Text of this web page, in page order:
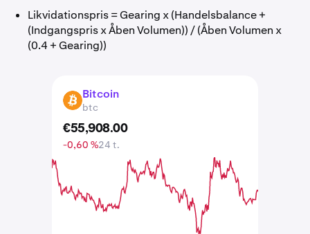
Likvidationspris = Gearing x (Handelsbalance +
(Indgangspris x Åben Volumen)) / (Åben Volumen x
(0.4 + Gearing))
BTC Bitcoin
btc
€55,908.00
-0,60 %24 t.